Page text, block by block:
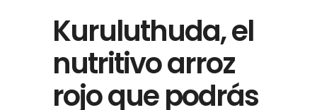
Kuruluthuda, el
nutritivo arroz
rojo que podrás